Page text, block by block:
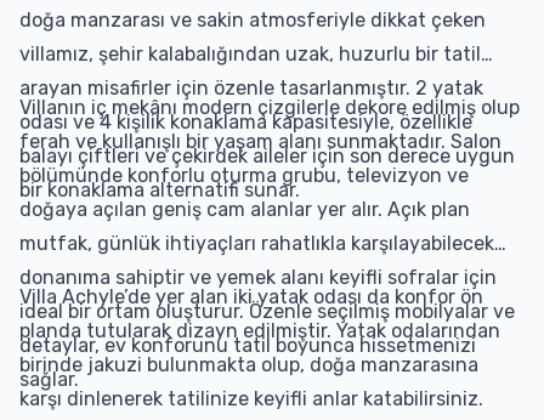
doğa manzarası ve sakin atmosferiyle dikkat çeken
villamız, şehir kalabalığından uzak, huzurlu bir tatil
arayan misafirler için özenle tasarlanmıştır. 2 yatak
odası ve 4 kişilik konaklama kapasitesiyle, özellikle
balayı çiftleri ve çekirdek aileler için son derece uygun
bir konaklama alternatifi sunar.
Villanın iç mekânı modern çizgilerle dekore edilmiş olup
ferah ve kullanışlı bir yaşam alanı sunmaktadır. Salon
bölümünde konforlu oturma grubu, televizyon ve
doğaya açılan geniş cam alanlar yer alır. Açık plan
mutfak, günlük ihtiyaçları rahatlıkla karşılayabilecek
donanıma sahiptir ve yemek alanı keyifli sofralar için
ideal bir ortam oluşturur. Özenle seçilmiş mobilyalar ve
detaylar, ev konforunu tatil boyunca hissetmenizi
sağlar.
Villa Achyle’de yer alan iki yatak odası da konfor ön
planda tutularak dizayn edilmiştir. Yatak odalarından
birinde jakuzi bulunmakta olup, doğa manzarasına
karşı dinlenerek tatilinize keyifli anlar katabilirsiniz.